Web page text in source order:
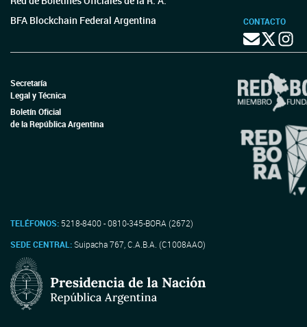
BFA Blockchain Federal Argentina
CONTACTO
Secretaría
Legal y Técnica
Boletín Oficial
de la República Argentina
TELÉFONOS: 5218-8400 - 0810-345-BORA (2672)
SEDE CENTRAL:Suipacha 767, C.A.B.A. (C1008AAO)